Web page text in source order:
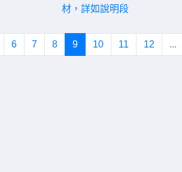
材，詳如說明段
6 7 8 9 10 11 12 ...